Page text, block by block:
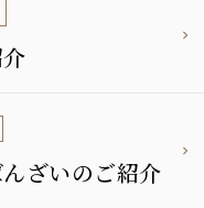
ざいのご紹介